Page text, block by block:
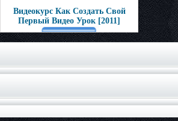
Видеокурс Как Создать Свой
Первый Видео Урок [2011]